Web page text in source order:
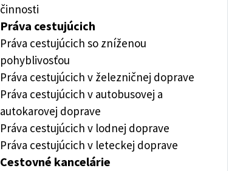
činnosti
Práva cestujúcich
Práva cestujúcich so zníženou
pohyblivosťou
Práva cestujúcich v železničnej doprave
Práva cestujúcich v autobusovej a
autokarovej doprave
Práva cestujúcich v lodnej doprave
Práva cestujúcich v leteckej doprave
Cestovné kancelárie